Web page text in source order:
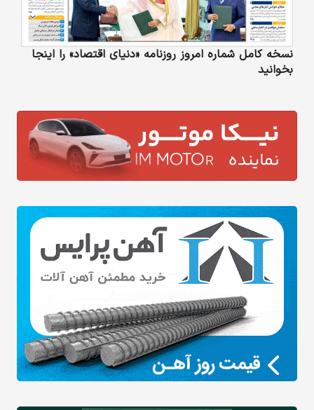
نسخه کامل شماره امروز روزنامه «دنیای‌ اقتصاد» را اینجا
بخوانید